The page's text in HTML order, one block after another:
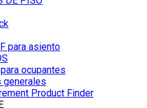
para asiento
ocupantes
generales
Product Finder